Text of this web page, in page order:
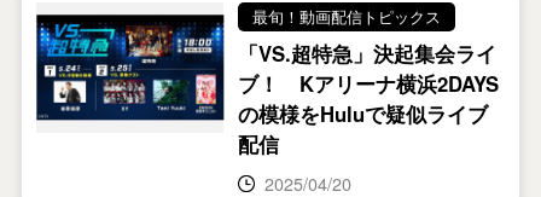
最旬！動画配信トピックス
「VS.超特急」決起集会ライ
ブ！ Kアリーナ横浜2DAYS
の模様をHuluで疑似ライブ
配信
2025/04/20